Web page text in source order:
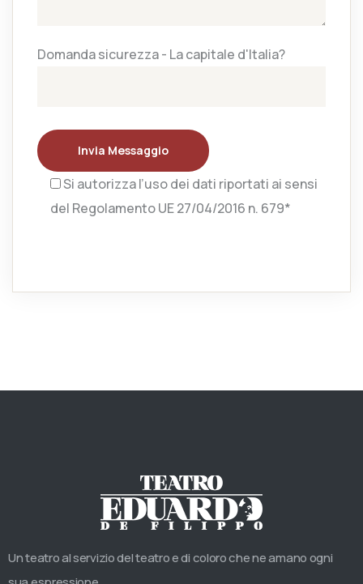
Domanda sicurezza - La capitale d'Italia?
Invia Messaggio
Si autorizza l’uso dei dati riportati ai sensi
del Regolamento UE 27/04/2016 n. 679*
Un teatro al servizio del teatro e di coloro che ne amano ogni